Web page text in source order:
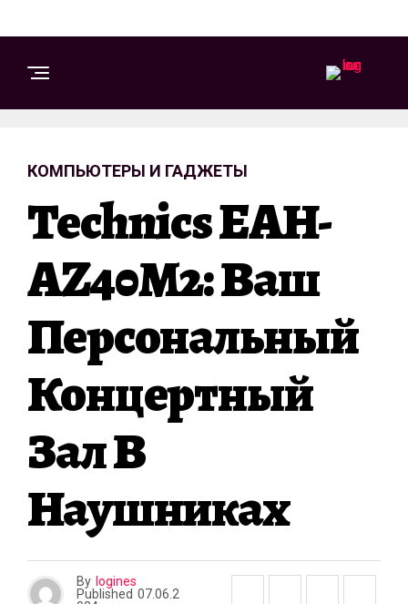
КОМПЬЮТЕРЫ И ГАДЖЕТЫ
Technics EAH-
AZ40M2: Ваш
Персональный
Концертный
Зал В
Наушниках
By logines
Published 07.06.2